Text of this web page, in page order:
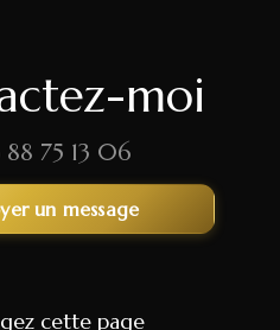
moi
75 13 06
un message
cette page